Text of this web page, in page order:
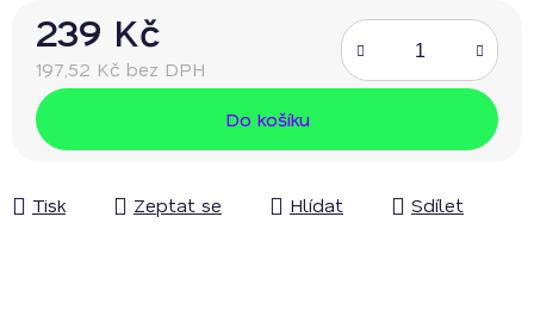
239 Kč
197,52 Kč bez DPH
Měrná cena:
Do košíku
Tisk Zeptat se Hlídat Sdílet